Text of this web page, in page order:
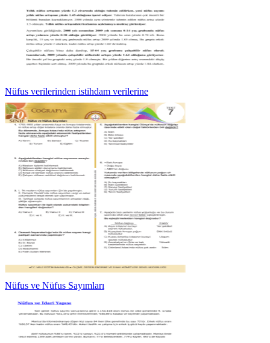
Nüfus verilerinden istihdam verilerine
Nüfus ve Nüfus Sayımları